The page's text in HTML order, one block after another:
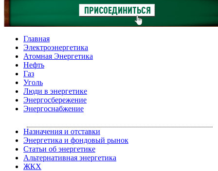
Главная
Электроэнергетика
Атомная Энергетика
Нефть
Газ
Уголь
Люди в энергетике
Энергосбережение
Энергоснабжение
Назначения и отставки
Энергетика и фондовый рынок
Статьи об энергетике
Альтернативная энергетика
ЖКХ